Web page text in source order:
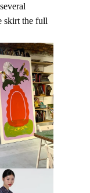
skirt the full